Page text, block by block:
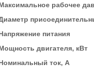
рабочее
питания
двигателя, кВт
ток, А